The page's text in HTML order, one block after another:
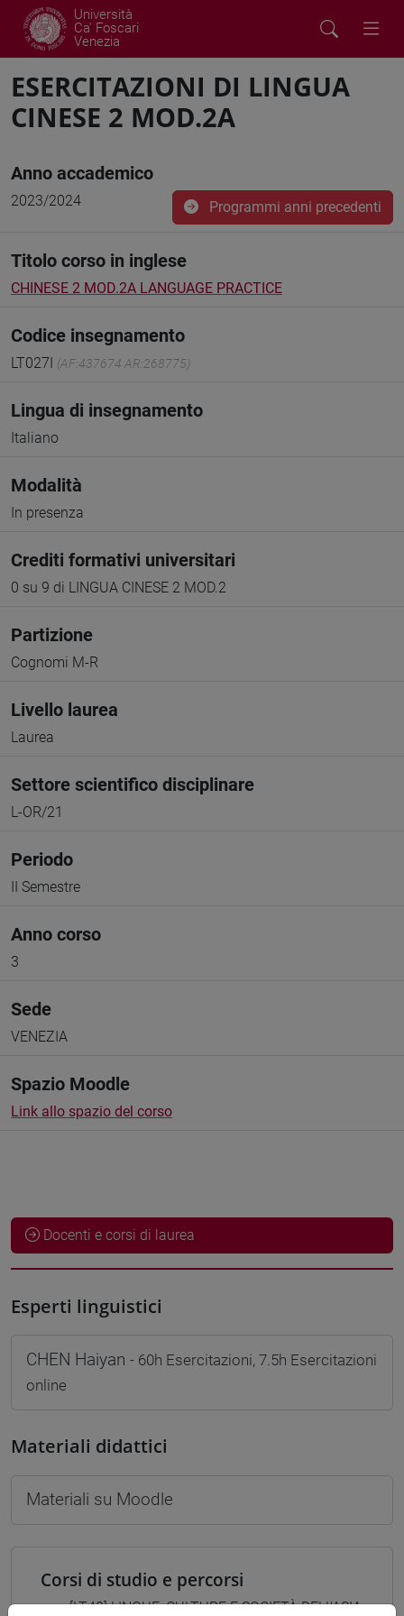
Università
Ca' Foscari
Venezia
ESERCITAZIONI DI LINGUA
CINESE 2 MOD.2A
Anno accademico
2023/2024 Programmi anni precedenti
Titolo corso in inglese
CHINESE 2 MOD.2A LANGUAGE PRACTICE
Codice insegnamento
LT027I (AF:437674 AR:268775)
Lingua di insegnamento
Italiano
Modalità
In presenza
Crediti formativi universitari
0 su 9 di LINGUA CINESE 2 MOD.2
Partizione
Cognomi M-R
Livello laurea
Laurea
Settore scientifico disciplinare
L-OR/21
Periodo
II Semestre
Anno corso
3
Sede
VENEZIA
Spazio Moodle
Link allo spazio del corso
Docenti e corsi di laurea
Esperti linguistici
CHEN Haiyan - 60h Esercitazioni, 7.5h Esercitazioni
online
Materiali didattici
Materiali su Moodle
Corsi di studio e percorsi
[LT40] LINGUE, CULTURE E SOCIETÀ DELL'ASIA